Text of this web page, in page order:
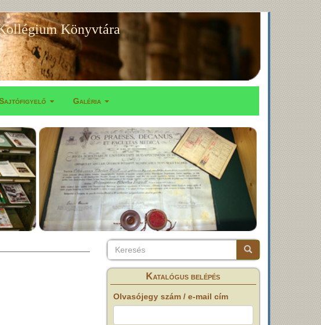
Könyvtára
Galéria
Keresés
Keresés Keresés
Katalógus belépés
Olvasójegy szám / e-mail cím